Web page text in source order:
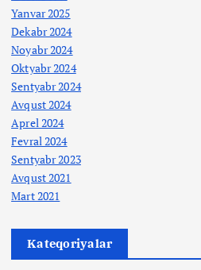
Yanvar 2025
Dekabr 2024
Noyabr 2024
Oktyabr 2024
Sentyabr 2024
Avqust 2024
Aprel 2024
Fevral 2024
Sentyabr 2023
Avqust 2021
Mart 2021
Kateqoriyalar